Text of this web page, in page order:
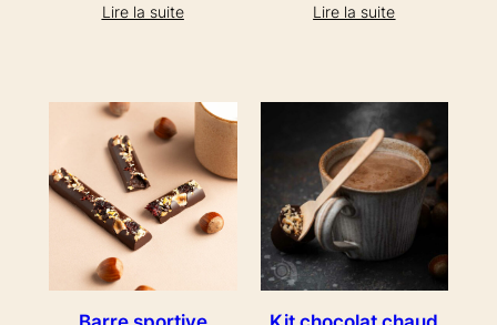
Lire la suite Lire la suite